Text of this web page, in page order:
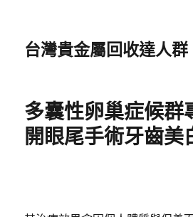
台灣貴金屬回收達人群
多囊性卵巢症候群
開眼尾手術牙齒美